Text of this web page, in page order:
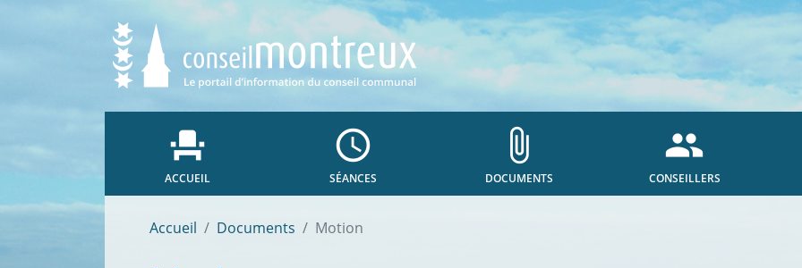
event_seat
ACCUEIL
access_time
SÉANCES
attach_file
DOCUMENTS
people
CONSEILLERS
Accueil Documents Motion